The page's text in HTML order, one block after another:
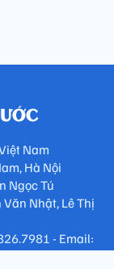
Nam
Hà Nội
Ngọc Tú
Nhật, Lê Thị
- Email: